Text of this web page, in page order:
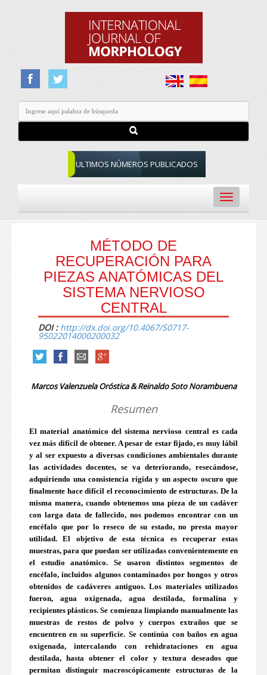
ULTIMOS NÚMEROS PUBLICADOS
Toggle
navigation
MÉTODO DE
RECUPERACIÓN PARA
PIEZAS ANATÓMICAS DEL
SISTEMA NERVIOSO
CENTRAL
DOI : http://dx.doi.org/10.4067/S0717-
95022014000200032
Marcos Valenzuela Oróstica & Reinaldo Soto Norambuena
Resumen
El material anatómico del sistema nervioso central es cada
vez más difícil de obtener. A pesar de estar fijado, es muy lábil
y al ser expuesto a diversas condiciones ambientales durante
las actividades docentes, se va deteriorando, resecándose,
adquiriendo una consistencia rígida y un aspecto oscuro que
finalmente hace difícil el reconocimiento de estructuras. De la
misma manera, cuando obtenemos una pieza de un cadáver
con larga data de fallecido, nos podemos encontrar con un
encéfalo que por lo reseco de su estado, no presta mayor
utilidad. El objetivo de esta técnica es recuperar estas
muestras, para que puedan ser utilizadas convenientemente en
el estudio anatómico. Se usaron distintos segmentos de
encéfalo, incluidos algunos contaminados por hongos y otros
obtenidos de cadáveres antiguos. Los materiales utilizados
fueron, agua oxigenada, agua destilada, formalina y
recipientes plásticos. Se comienza limpiando manualmente las
muestras de restos de polvo y cuerpos extraños que se
encuentren en su superficie. Se continúa con baños en agua
oxigenada, intercalando con rehidrataciones en agua
destilada, hasta obtener el color y textura deseados que
permitan distinguir macroscópicamente estructuras de la